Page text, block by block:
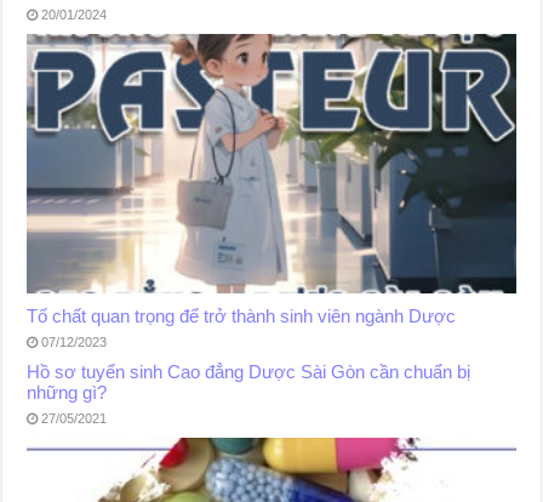
20/01/2024
Tố chất quan trọng để trở thành sinh viên ngành Dược
07/12/2023
Hồ sơ tuyển sinh Cao đẳng Dược Sài Gòn cần chuẩn bị
những gì?
27/05/2021